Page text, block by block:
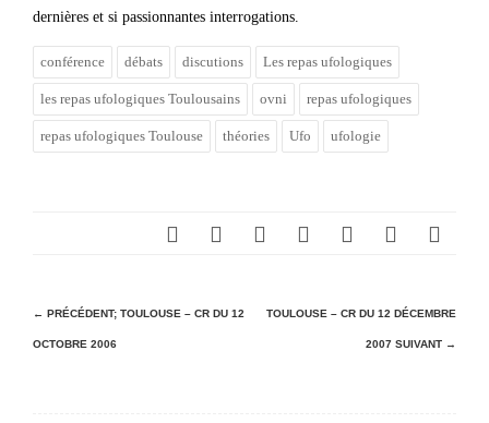
dernières et si passionnantes interrogations.
conférence débats discutions Les repas ufologiques
les repas ufologiques Toulousains ovni repas ufologiques
repas ufologiques Toulouse théories Ufo ufologie
N
a
← PRÉCÉDENT; TOULOUSE – CR DU 12
OCTOBRE 2006
TOULOUSE – CR DU 12 DÉCEMBRE
2007 SUIVANT →